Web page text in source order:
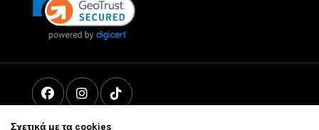
Σχετικά με τα cookies